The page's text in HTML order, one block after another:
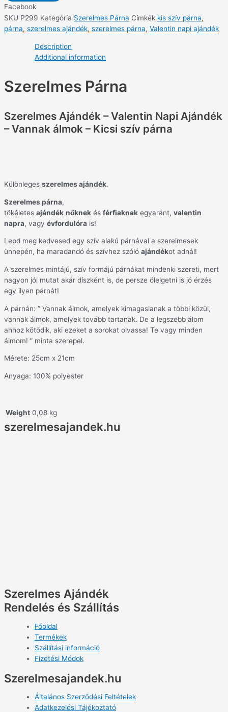
Facebook
SKU P299 Kategória Szerelmes Párna Címkék kis szív párna,
párna, szerelmes ajándék, szerelmes párna, Valentin napi ajándék
Description
Additional information
Szerelmes Párna
Szerelmes Ajándék – Valentin Napi Ajándék
– Vannak álmok – Kicsi szív párna
Különleges szerelmes ajándék.
Szerelmes párna,
tökéletes ajándék nőknek és férfiaknak egyaránt, valentin
napra, vagy évfordulóra is!
Lepd meg kedvesed egy szív alakú párnával a szerelmesek
ünnepén, ha maradandó és szívhez szóló ajándékot adnál!
A szerelmes mintájú, szív formájú párnákat mindenki szereti, mert
nagyon jól mutat akár díszként is, de persze ölelgetni is jó érzés
egy ilyen párnát!
A párnán: ” Vannak álmok, amelyek kimagaslanak a többi közül,
vannak álmok, amelyek tovább tartanak. De a legszebb álom
ahhoz kötődik, aki ezeket a sorokat olvassa! Te vagy minden
álmom! ” minta szerepel.
Mérete: 25cm x 21cm
Anyaga: 100% polyester
Weight 0,08 kg
szerelmesajandek.hu
Szerelmes Ajándék
Rendelés és Szállítás
Főoldal
Termékek
Szállítási információ
Fizetési Módok
Szerelmesajandek.hu
Általános Szerződési Feltételek
Adatkezelési Tájékoztató